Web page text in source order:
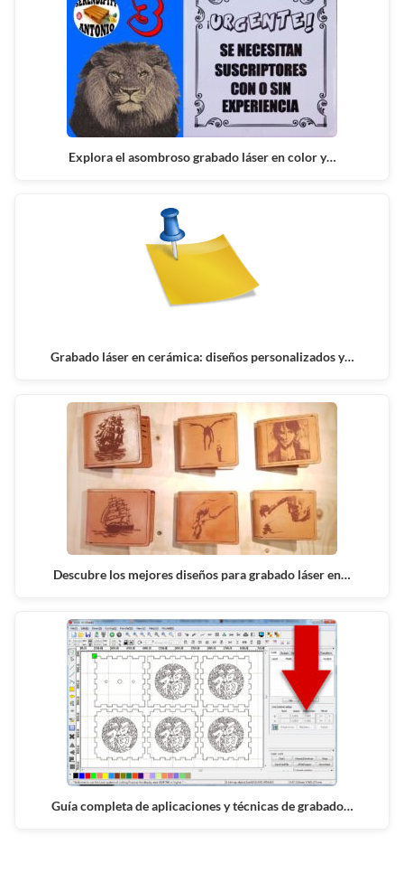
Explora el asombroso grabado láser en color y…
Grabado láser en cerámica: diseños personalizados y…
Descubre los mejores diseños para grabado láser en…
Guía completa de aplicaciones y técnicas de grabado…